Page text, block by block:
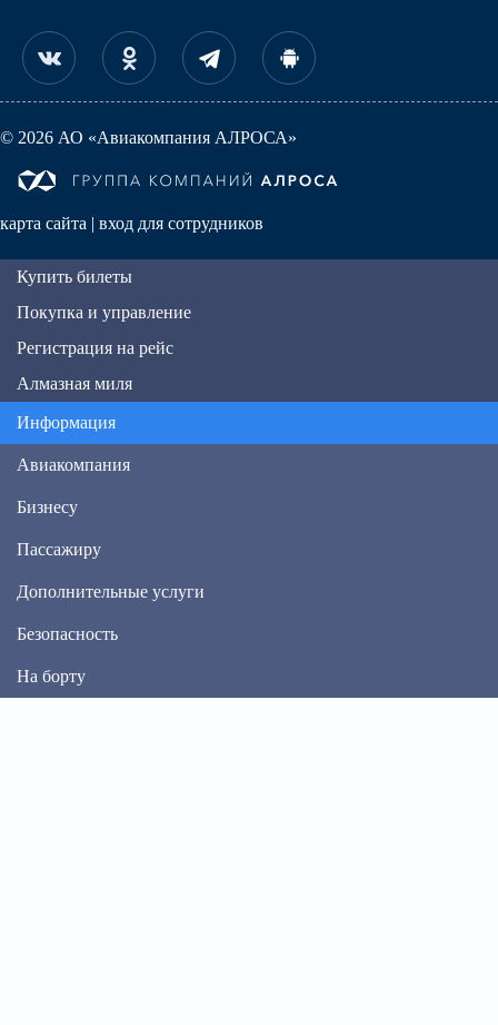
© 2026 АО «Авиакомпания АЛРОСА»
карта сайта | вход для сотрудников
Купить билеты
Покупка и управление
Регистрация на рейс
Алмазная миля
Информация
Авиакомпания
Бизнесу
Пассажиру
Дополнительные услуги
Безопасность
На борту